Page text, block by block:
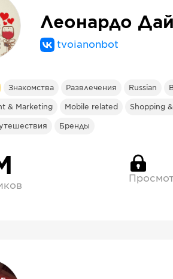
tvoianonbot
Знакомства Развлечения Russian
& Marketing Mobile related Shopping
Бренды